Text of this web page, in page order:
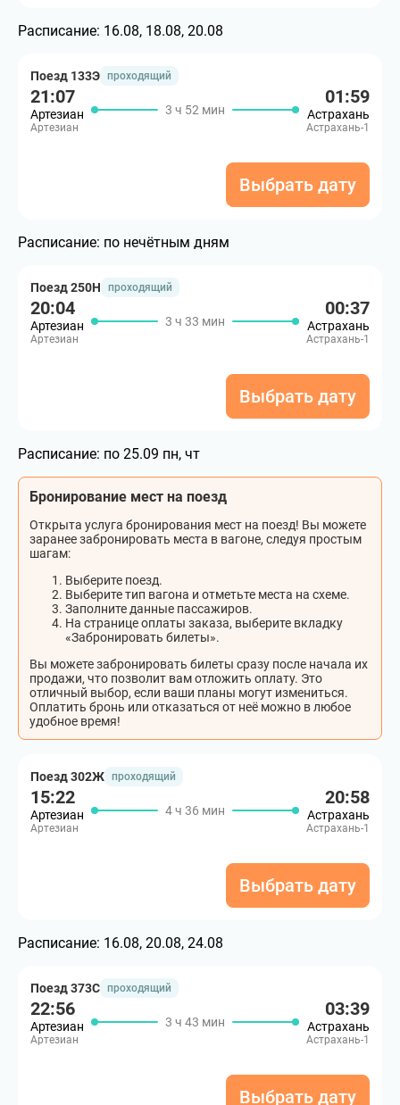
Расписание: 16.08, 18.08, 20.08
Поезд 133Э проходящий
21:07
Артезиан
Артезиан
3 ч 52 мин
01:59
Астрахань
Астрахань-1
Выбрать дату
Расписание: по нечётным дням
Поезд 250Н проходящий
20:04
Артезиан
Артезиан
3 ч 33 мин
00:37
Астрахань
Астрахань-1
Выбрать дату
Расписание: по 25.09 пн, чт
Бронирование мест на поезд
Открыта услуга бронирования мест на поезд! Вы можете
заранее забронировать места в вагоне, следуя простым
шагам:
Выберите поезд.
Выберите тип вагона и отметьте места на схеме.
Заполните данные пассажиров.
На странице оплаты заказа, выберите вкладку
«Забронировать билеты».
Вы можете забронировать билеты сразу после начала их
продажи, что позволит вам отложить оплату. Это
отличный выбор, если ваши планы могут измениться.
Оплатить бронь или отказаться от неё можно в любое
удобное время!
Поезд 302Ж проходящий
15:22
Артезиан
Артезиан
4 ч 36 мин
20:58
Астрахань
Астрахань-1
Выбрать дату
Расписание: 16.08, 20.08, 24.08
Поезд 373С проходящий
22:56
Артезиан
Артезиан
3 ч 43 мин
03:39
Астрахань
Астрахань-1
Выбрать дату